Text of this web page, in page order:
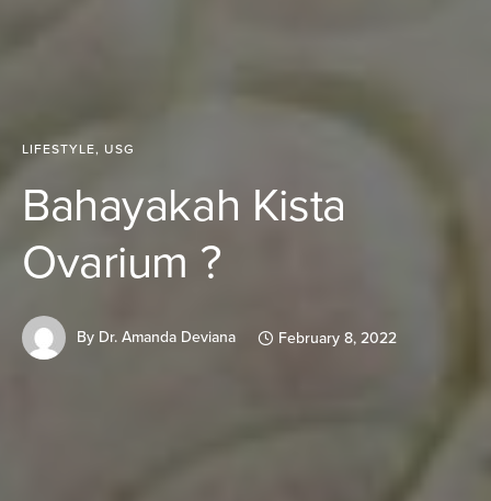
LIFESTYLE, USG
Bahayakah Kista
Ovarium ?
By Dr. Amanda Deviana February 8, 2022